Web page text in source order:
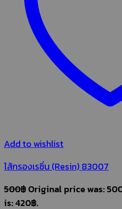
Add to wishlist
ไส้กรองเรซิ่น (Resin) 83007
500฿Original price was:
is: 420฿.